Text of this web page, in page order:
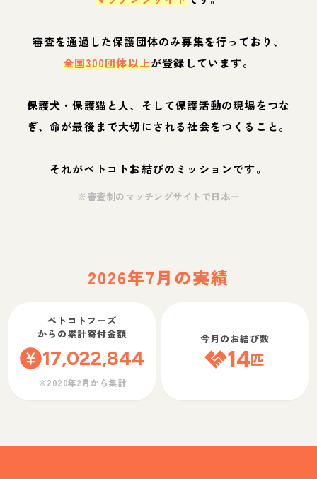
審査を通過した保護団体のみ募集を行っており、
全国300団体以上が登録しています。
保護犬・保護猫と人、そして保護活動の現場をつな
ぎ、命が最後まで大切にされる社会をつくること。
それがペトコトお結びのミッションです。
※審査制のマッチングサイトで日本一
2026年7月の実績
ペトコトフーズ
からの累計寄付金額
17,022,844
※2020年2月から集計
今月のお結び数
14匹